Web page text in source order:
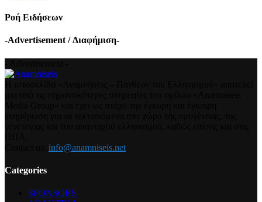
Ροή Ειδήσεων
-Advertisement / Διαφήμιση-
info@anamniseis.net
Categories
SPONSORS